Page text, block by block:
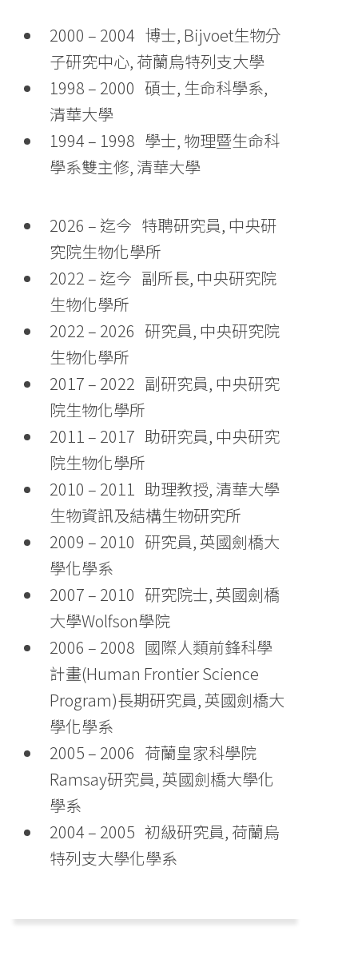
2000 – 2004 博士, Bijvoet生物分
子研究中心, 荷蘭烏特列支大學
1998 – 2000 碩士, 生命科學系,
清華大學
1994 – 1998 學士, 物理暨生命科
學系雙主修, 清華大學
2026 – 迄今 特聘研究員, 中央研
究院生物化學所
2022 – 迄今 副所長, 中央研究院
生物化學所
2022 – 2026 研究員, 中央研究院
生物化學所
2017 – 2022 副研究員, 中央研究
院生物化學所
2011 – 2017 助研究員, 中央研究
院生物化學所
2010 – 2011 助理教授, 清華大學
生物資訊及結構生物研究所
2009 – 2010 研究員, 英國劍橋大
學化學系
2007 – 2010 研究院士, 英國劍橋
大學Wolfson學院
2006 – 2008 國際人類前鋒科學
計畫(Human Frontier Science
Program)長期研究員, 英國劍橋大
學化學系
2005 – 2006 荷蘭皇家科學院
Ramsay研究員, 英國劍橋大學化
學系
2004 – 2005 初級研究員, 荷蘭烏
特列支大學化學系